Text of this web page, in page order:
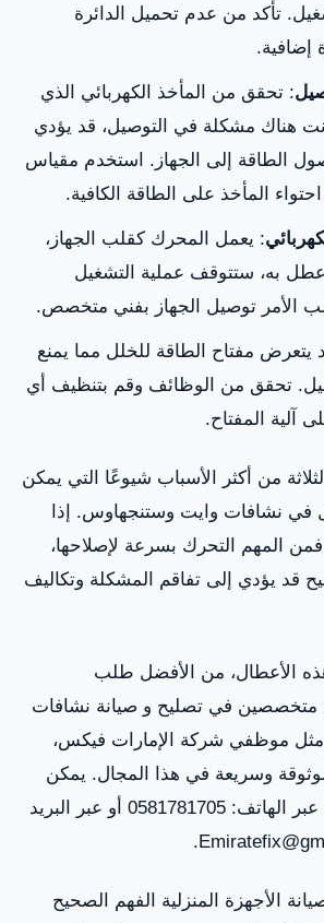
تأكد من عدم تحميل الدائرة
إضافية.
: تحقق من المأخذ الكهربائي الذي
هناك مشكلة في التوصيل، قد يؤدي
الطاقة إلى الجهاز. استخدم مقياس
المأخذ على الطاقة الكافية.
: يعمل المحرك كقلب الجهاز،
به، ستتوقف عملية التشغيل
الأمر توصيل الجهاز بفني متخصص.
يتعرض مفتاح الطاقة للخلل مما يمنع
تحقق من الوظائف وقم بتنظيف أي
آلية المفتاح.
من أكثر الأسباب شيوعًا التي يمكن
في نشافات وايت وستنجهاوس. إذا
فمن المهم التحرك بسرعة لإصلاحها،
قد يؤدي إلى تفاقم المشكلة وتكاليف
الأعطال، من الأفضل طلب
متخصصين في تصليح و صيانة نشافات
موظفي شركة الإمارات فيكس،
وسريعة في هذا المجال. يمكن
التواصل مع الشركة عبر الهاتف: 0581781705 أو عبر البريد
الأجهزة المنزلية الفهم الصحيح